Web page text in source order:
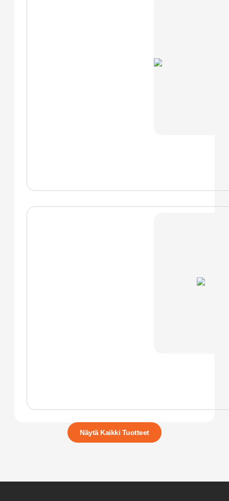
Näytä Kaikki Tuotteet